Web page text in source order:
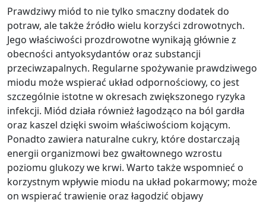
Prawdziwy miód to nie tylko smaczny dodatek do
potraw, ale także źródło wielu korzyści zdrowotnych.
Jego właściwości prozdrowotne wynikają głównie z
obecności antyoksydantów oraz substancji
przeciwzapalnych. Regularne spożywanie prawdziwego
miodu może wspierać układ odpornościowy, co jest
szczególnie istotne w okresach zwiększonego ryzyka
infekcji. Miód działa również łagodząco na ból gardła
oraz kaszel dzięki swoim właściwościom kojącym.
Ponadto zawiera naturalne cukry, które dostarczają
energii organizmowi bez gwałtownego wzrostu
poziomu glukozy we krwi. Warto także wspomnieć o
korzystnym wpływie miodu na układ pokarmowy; może
on wspierać trawienie oraz łagodzić objawy